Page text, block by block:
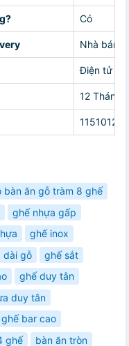
Có
Nhà bán
Điện tử
12 Tháng
bàn ăn gỗ tràm 8 ghế
ghế nhựa gấp
ghế inox
dài gỗ
ghế sắt
ghế duy tân
duy tân
ghế bar cao
ghế
bàn ăn tròn